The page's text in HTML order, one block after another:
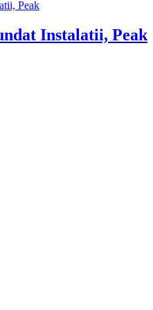
Instalatii, Peak